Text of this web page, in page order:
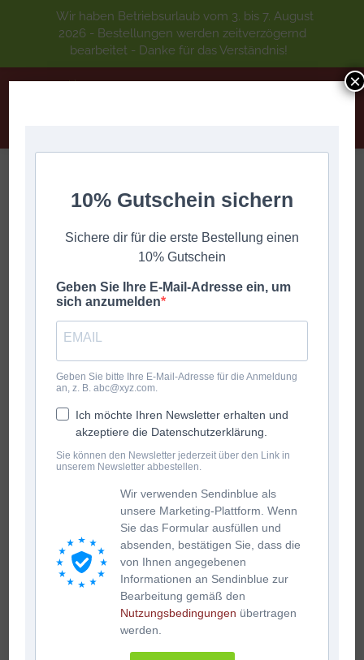
KUGELN MUASS ER!
DIGITALE GRIFFSCHRIFT A-Z KUGELN MUASS ER!
Wir haben Betriebsurlaub vom 3. bis 7. August
2026 - Bestellungen werden zeitverzögernd
bearbeitet - Danke für das Verständnis!
10% Gutschein sichern
Sichere dir für die erste Bestellung einen
10% Gutschein
Geben Sie Ihre E-Mail-Adresse ein, um
sich anzumelden
Geben Sie bitte Ihre E-Mail-Adresse für die Anmeldung
an, z. B. abc@xyz.com.
Ich möchte Ihren Newsletter erhalten und
akzeptiere die Datenschutzerklärung.
Sie können den Newsletter jederzeit über den Link in
unserem Newsletter abbestellen.
Wir verwenden Sendinblue als
unsere Marketing-Plattform. Wenn
Sie das Formular ausfüllen und
absenden, bestätigen Sie, dass die
von Ihnen angegebenen
Informationen an Sendinblue zur
Bearbeitung gemäß den
Nutzungsbedingungen übertragen
werden.
×